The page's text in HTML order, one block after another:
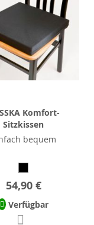
Komfort-
Sitzkissen
bequem
54,90 €
Verfügbar